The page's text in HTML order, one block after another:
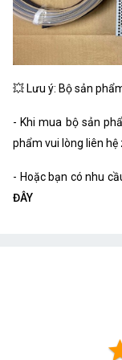
💥 Lưu ý: Bộ sản
- Khi mua bộ sản
phẩm vui lòng liên hệ
- Hoặc bạn có nhu
ĐÂY